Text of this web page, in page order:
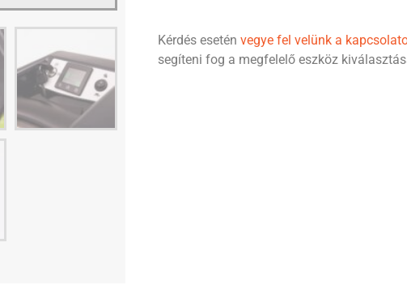
Kérdés esetén vegye fel velünk a
segíteni fog a megfelelő eszköz